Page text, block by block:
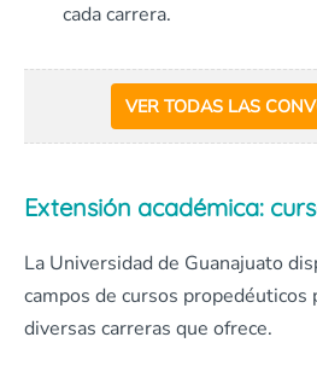
cada carrera.
VER TODAS LAS
Extensión académica:
La Universidad de Guanajuato
campos de cursos propedéuticos
diversas carreras que ofrece.